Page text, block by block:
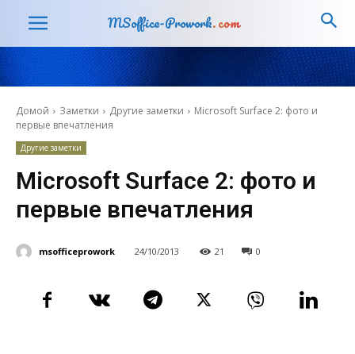
MSoffice-Prowork.com
Домой Заметки Другие заметки
Microsoft Surface 2: фото и
первые впечатления
Другие заметки
Microsoft Surface 2: фото и
первые впечатления
msofficeprowork 24/10/2013 21 0